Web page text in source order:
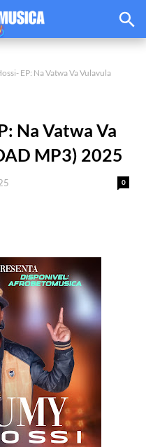
EP: Na Vatwa Va Vulavula
Na Vatwa Va
MP3) 2025
0